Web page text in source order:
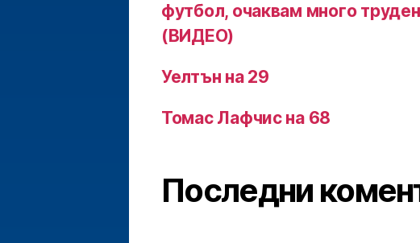
футбол, очаквам много
(ВИДЕО)
Уелтън на 29
Томас Лафчис на 68
Последни